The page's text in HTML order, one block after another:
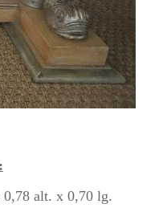
0,78 alt. x 0,70 lg.